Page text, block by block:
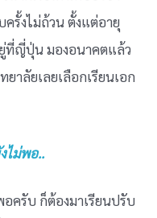
รั้งไม่ถ้วน ตั้งแต่อายุ
ที่ญี่ปุ่น มองอนาคตแล้ว
ยาลัยเลยเลือกเรียนเอก
ไม่พอ..
ครับ ก็ต้องมาเรียนปรับ